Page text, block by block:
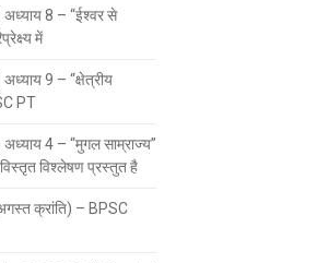
अध्याय 8 – “ईश्वर से
में
9 – “क्षेत्रीय
PT
4 – “मुगल साम्राज्य”
विश्लेषण प्रस्तुत है
क्रांति) – BPSC